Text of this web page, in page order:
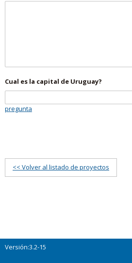
Cual es la capital de Uruguay?
pregunta
<< Volver al listado de proyectos
Versión:3.2-15